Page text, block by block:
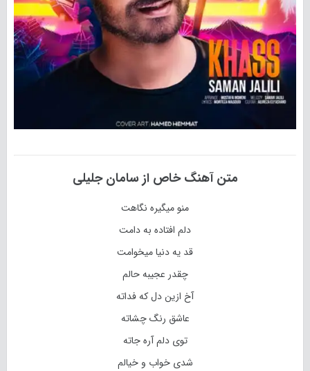
متن آهنگ خاص از سامان جلیلی
منو میگیره نگاهت
دلم افتاده به دامت
قد یه دنیا میخوامت
چقدر عجیبه حالم
آخ ازین دل که فداته
عاشق رنگ چشاته
توی دلم آره جاته
شدی خواب و خیالم